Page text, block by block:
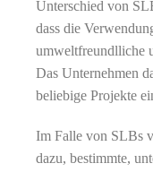
Unterschied von
dass die
umweltfreundlliche
Das Unternehmen
beliebige Projekte
Im Falle von SLBs
dazu, bestimmte,